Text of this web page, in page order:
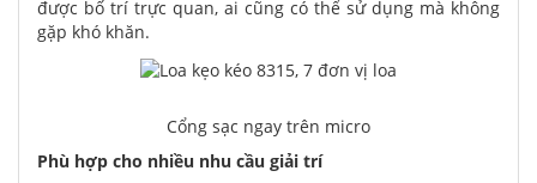
được bố trí trực quan, ai cũng có thể sử dụng mà không
gặp khó khăn.
Cổng sạc ngay trên micro
Phù hợp cho nhiều nhu cầu giải trí